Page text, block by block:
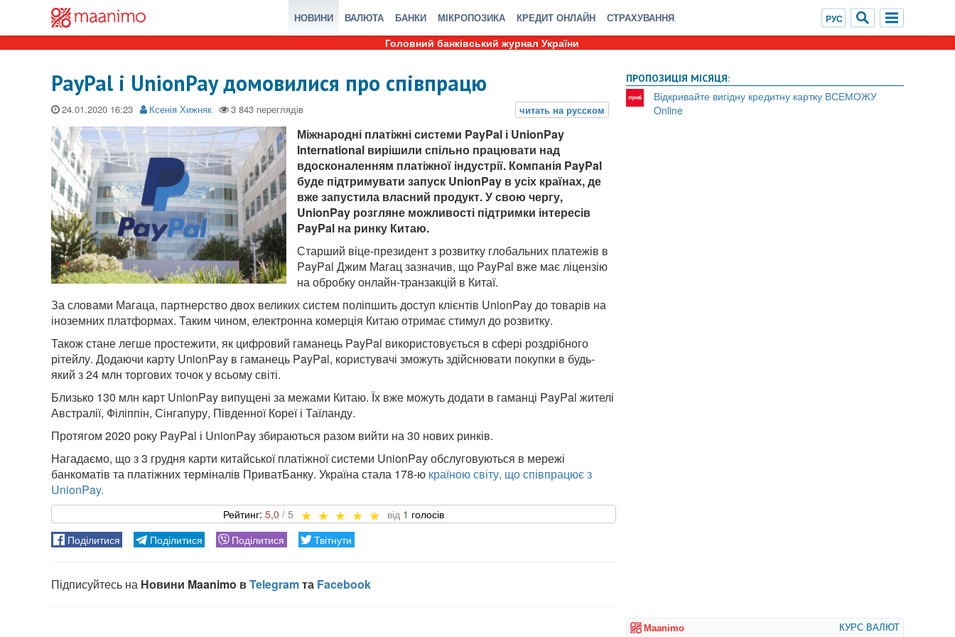
НОВИНИ ВАЛЮТА БАНКИ МІКРОПОЗИКА КРЕДИТ ОНЛАЙН СТРАХУВАННЯ
Головний банківський журнал України
PayPal і UnionPay домовилися про співпрацю
24.01.2020 Ксенія Хижняк
Міжнародні платіжні системи PayPal і UnionPay
International вирішили спільно працювати над
вдосконаленням платіжної індустрії. Компанія PayPal
буде підтримувати запуск UnionPay в усіх країнах, де
вже запустила власний продукт. У свою чергу,
UnionPay розгляне можливості підтримки інтересів
PayPal на ринку Китаю.
Старший віце-президент з розвитку глобальних платежів в
PayPal Джим Магац зазначив, що PayPal вже має ліцензію
на обробку онлайн-транзакцій в Китаї.
За словами Магаца, партнерство двох великих систем поліпшить доступ клієнтів UnionPay до товарів на
іноземних платформах. Таким чином, електронна комерція Китаю отримає стимул до розвитку.
Також стане легше простежити, як цифровий гаманець PayPal використовується в сфері роздрібного
рітейлу. Додаючи карту UnionPay в гаманець PayPal, користувачі зможуть здійснювати покупки в будь-
який з 24 млн торгових точок у всьому світі.
Близько 130 млн карт UnionPay випущені за межами Китаю. Їх вже можуть додати в гаманці PayPal жителі
Австралії, Філіппін, Сінгапуру, Південної Кореї і Таїланду.
Протягом 2020 року PayPal і UnionPay збираються разом вийти на 30 нових ринків.
Нагадаємо, що з 3 грудня карти китайської платіжної системи UnionPay обслуговуються в мережі
банкоматів та платіжних терміналів ПриватБанку. Україна стала 178-ю країною світу, що співпрацює з
UnionPay.
5,0 1
ПРОПОЗИЦІЯ МІСЯЦЯ:
Відкривайте вигідну кредитну картку ВСЕМОЖУ
Online